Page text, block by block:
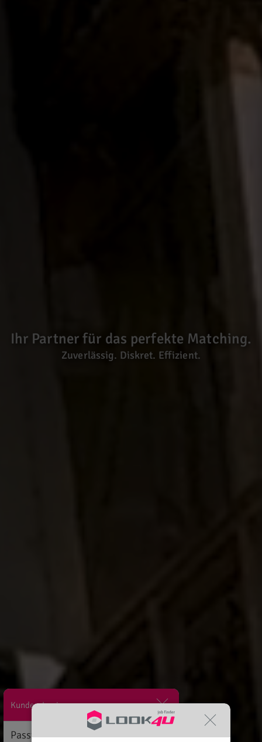
Ihr Partner für das perfekte Matching.
Zuverlässig. Diskret. Effizient.
Kunden-Login
Passwort vergessen?